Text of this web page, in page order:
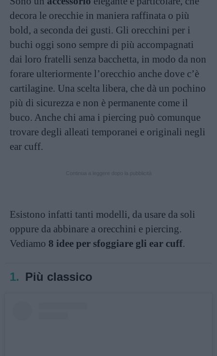
decora le orecchie in maniera raffinata o più
bold, a seconda dei gusti. Gli orecchini per i
buchi oggi sono sempre di più accompagnati
dai loro fratelli senza bacchetta, in modo da non
forare ulteriormente l’orecchio anche dove c’è
cartilagine. Una scelta libera, che dà un pochino
più di sicurezza e non è permanente come il
buco. Anche chi ama i piercing può comunque
trovare degli alleati temporanei e originali negli
ear cuff.
Esistono infatti tanti modelli, da usare da soli
oppure da abbinare a orecchini e piercing.
Vediamo 8 idee per sfoggiare gli ear cuff.
1. Più classico